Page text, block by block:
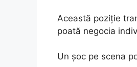
Această poziție
poată negocia
Un șoc pe scena